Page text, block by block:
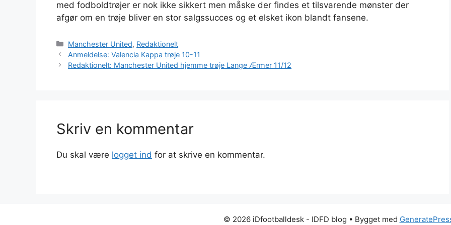
med fodboldtrøjer er nok ikke sikkert men måske der findes et tilsvarende mønster der
afgør om en trøje bliver en stor salgssucces og et elsket ikon blandt fansene.
Kategorier
Manchester United, Redaktionelt
Anmeldelse: Valencia Kappa trøje 10-11
Redaktionelt: Manchester United hjemme trøje Lange Ærmer 11/12
Skriv en kommentar
Du skal være logget ind for at skrive en kommentar.
© 2026 iDfootballdesk - IDFD blog • Bygget med